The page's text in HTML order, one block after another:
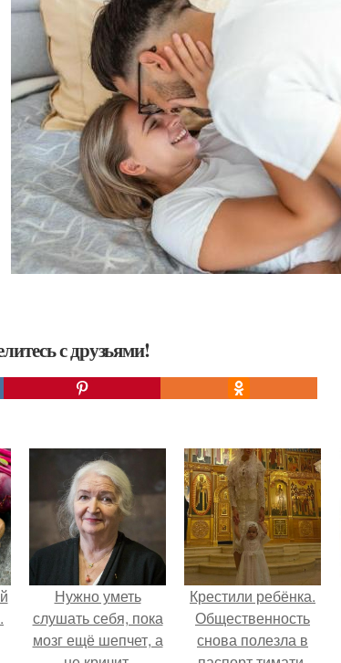
с друзьями!
Нужно уметь
слушать себя, пока
мозг ещё шепчет, а
Крестили ребёнка.
Общественность
снова полезла в